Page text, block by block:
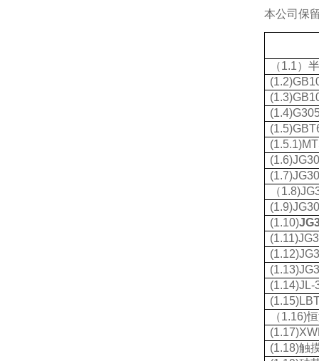
本公司保
（1.1）
（
(1.10)
(1.14)JL-
（1.16)
(1.18)触